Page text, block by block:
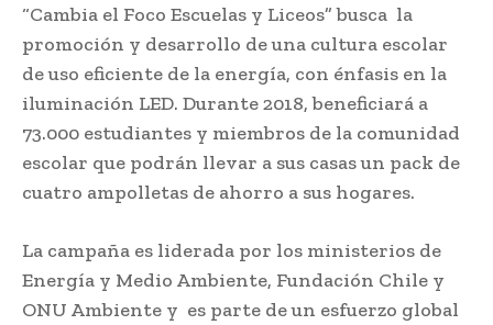
“Cambia el Foco Escuelas y Liceos” busca la
promoción y desarrollo de una cultura escolar
de uso eficiente de la energía, con énfasis en la
iluminación LED. Durante 2018, beneficiará a
73.000 estudiantes y miembros de la comunidad
escolar que podrán llevar a sus casas un pack de
cuatro ampolletas de ahorro a sus hogares.
La campaña es liderada por los ministerios de
Energía y Medio Ambiente, Fundación Chile y
ONU Ambiente y es parte de un esfuerzo global